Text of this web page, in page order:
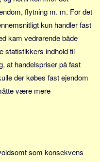
flytning m. m. For det
kun handler fast
kam vedrørende både
statistikkers indhold til
at handelspriser på fast
der købes fast ejendom
være mere
som konsekvens